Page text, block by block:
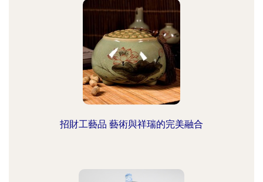
招財工藝品 藝術與祥瑞的完美融合